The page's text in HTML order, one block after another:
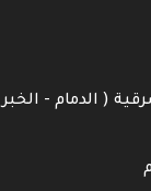
( الدمام -